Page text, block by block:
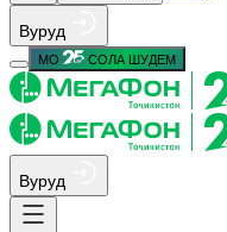
Вуруд
МО СОЛА ШУДЕМ
Вуруд